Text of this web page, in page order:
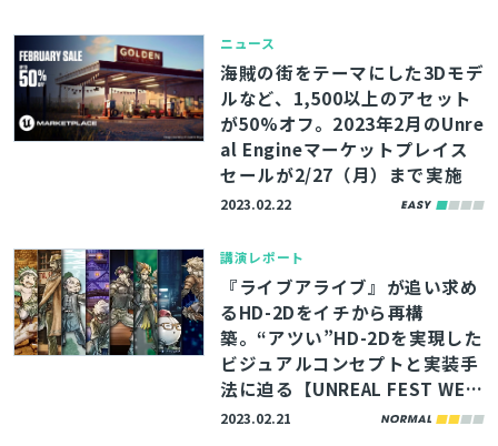
ニュース
海賊の街をテーマにした3Dモデ
ルなど、1,500以上のアセット
が50%オフ。2023年2月のUnre
al Engineマーケットプレイス
セールが2/27（月）まで実施
2023.02.22
講演レポート
『ライブアライブ』が追い求め
るHD-2Dをイチから再構
築。“アツい”HD-2Dを実現した
ビジュアルコンセプトと実装手
法に迫る【UNREAL FEST WES
T ’22】
2023.02.21